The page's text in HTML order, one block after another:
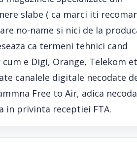
slabe ( ca marci iti
no-name si nici de la
ca termeni tehnici cand
e Digi, Orange, Telekom
canalele digitale necodate
Free to Air, adica
in privinta receptiei FTA.